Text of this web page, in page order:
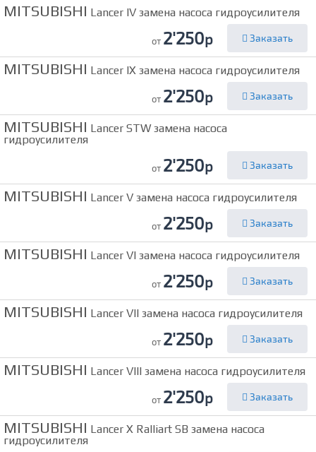
MITSUBISHI Lancer IV замена насоса гидроусилителя
от 2'250р Заказать
MITSUBISHI Lancer IX замена насоса гидроусилителя
от 2'250р Заказать
MITSUBISHI Lancer STW замена насоса
гидроусилителя
от 2'250р Заказать
MITSUBISHI Lancer V замена насоса гидроусилителя
от 2'250р Заказать
MITSUBISHI Lancer VI замена насоса гидроусилителя
от 2'250р Заказать
MITSUBISHI Lancer VII замена насоса гидроусилителя
от 2'250р Заказать
MITSUBISHI Lancer VIII замена насоса гидроусилителя
от 2'250р Заказать
MITSUBISHI Lancer X Ralliart SB замена насоса
гидроусилителя